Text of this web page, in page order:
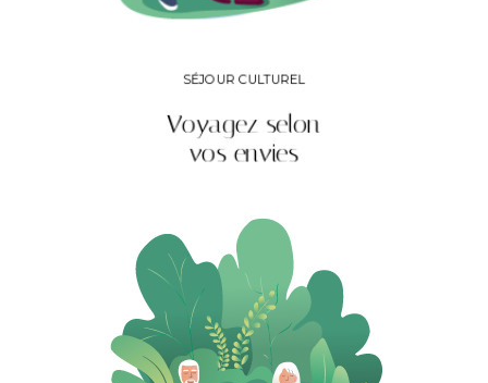
SÉJOUR CULTUREL
Voyagez selon
vos envies